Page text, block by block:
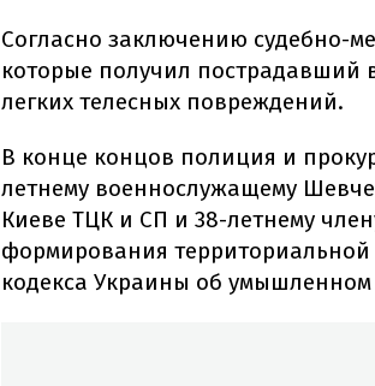
Согласно заключению судебно-
которые получил пострадавший
легких телесных повреждений.
В конце концов полиция и
летнему военнослужащему
Киеве ТЦК и СП и 38-летнему
формирования
кодекса Украины об